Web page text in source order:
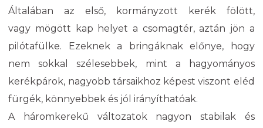
Általában az első, kormányzott kerék fölött,
vagy mögött kap helyet a csomagtér, aztán jön a
pilótafülke. Ezeknek a bringáknak előnye, hogy
nem sokkal szélesebbek, mint a hagyományos
kerékpárok, nagyobb társaikhoz képest viszont eléd
fürgék, könnyebbek és jól irányíthatóak.
A háromkerekű változatok nagyon stabilak és